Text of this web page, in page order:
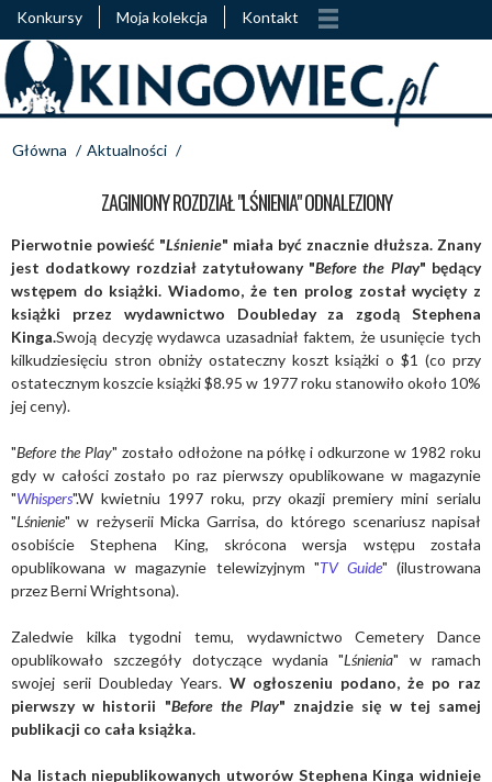
Konkursy Moja kolekcja Kontakt
Główna / Aktualności /
ZAGINIONY ROZDZIAŁ "LŚNIENIA" ODNALEZIONY
Pierwotnie powieść "Lśnienie" miała być znacznie dłuższa. Znany
jest dodatkowy rozdział zatytułowany "Before the Play" będący
wstępem do książki. Wiadomo, że ten prolog został wycięty z
książki przez wydawnictwo Doubleday za zgodą Stephena
Kinga.Swoją decyzję wydawca uzasadniał faktem, że usunięcie tych
kilkudziesięciu stron obniży ostateczny koszt książki o $1 (co przy
ostatecznym koszcie książki $8.95 w 1977 roku stanowiło około 10%
jej ceny).
"Before the Play" zostało odłożone na półkę i odkurzone w 1982 roku
gdy w całości zostało po raz pierwszy opublikowane w magazynie
"Whispers".W kwietniu 1997 roku, przy okazji premiery mini serialu
"Lśnienie" w reżyserii Micka Garrisa, do którego scenariusz napisał
osobiście Stephena King, skrócona wersja wstępu została
opublikowana w magazynie telewizyjnym "TV Guide" (ilustrowana
przez Berni Wrightsona).
Zaledwie kilka tygodni temu, wydawnictwo Cemetery Dance
opublikowało szczegóły dotyczące wydania "Lśnienia" w ramach
swojej serii Doubleday Years.W ogłoszeniu podano, że po raz
pierwszy w historii "Before the Play" znajdzie się w tej samej
publikacji co cała książka.
Na listach niepublikowanych utworów Stephena Kinga widnieje